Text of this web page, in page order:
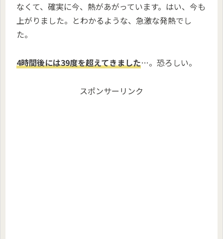
なくて、確実に今、熱があがっています。はい、今も
上がりました。とわかるような、急激な発熱でし
た。
4時間後には39度を超えてきました…。恐ろしい。
スポンサーリンク